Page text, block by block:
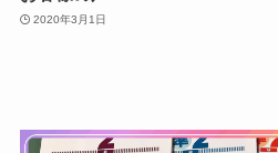
2020年3月1日